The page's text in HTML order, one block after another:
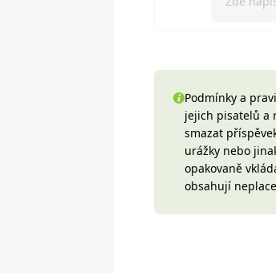
Podmínky a
jejich pisatelů a
smazat
urážky nebo
opakovaně
obsahují